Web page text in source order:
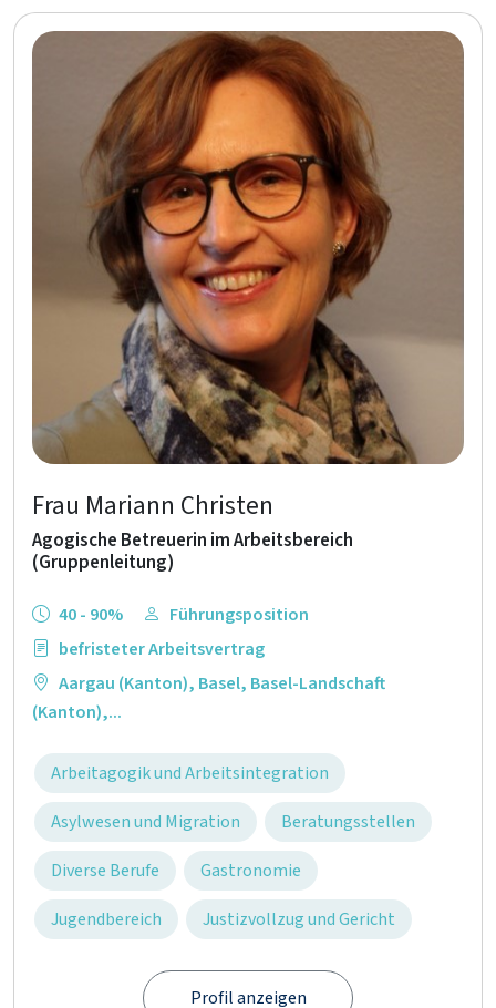
Frau Mariann Christen
Agogische Betreuerin im Arbeitsbereich
(Gruppenleitung)
40 - 90%
Führungsposition
befristeter Arbeitsvertrag
Aargau (Kanton), Basel, Basel-Landschaft
(Kanton),...
Arbeitagogik und Arbeitsintegration
Asylwesen und Migration
Beratungsstellen
Diverse Berufe
Gastronomie
Jugendbereich
Justizvollzug und Gericht
Profil anzeigen